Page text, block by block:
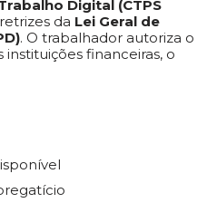
Digital (CTPS
da Lei Geral de
. O trabalhador autoriza o
instituições financeiras, o